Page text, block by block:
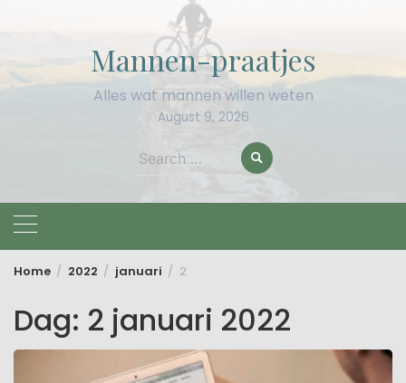
Mannen-praatjes
Alles wat mannen willen weten
August 9, 2026
Search
Home 2022 januari 2
Dag: 2 januari 2022